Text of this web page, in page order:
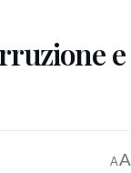
e
AA